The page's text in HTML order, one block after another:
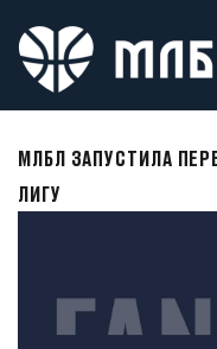
МЛБЛ ЗАПУСТИЛА
ЛИГУ